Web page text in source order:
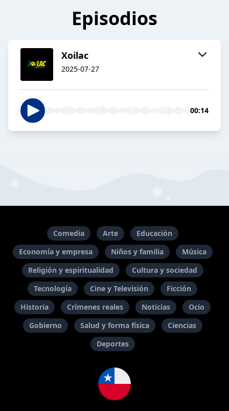
Episodios
Xoilac
2025-07-27
00:14
Comedia Arte
Educación
Economía y empresa
Niños y familia
Música
Religión y espiritualidad
Cultura y sociedad
Tecnología
Cine y Televisión
Ficción
Historia
Crímenes reales Noticias
Ocio
Gobierno
Salud y forma física
Ciencias
Deportes